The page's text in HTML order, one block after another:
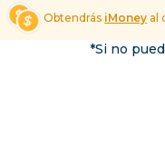
Explorar Todos los
Obtendrás iMoney al
*Si no